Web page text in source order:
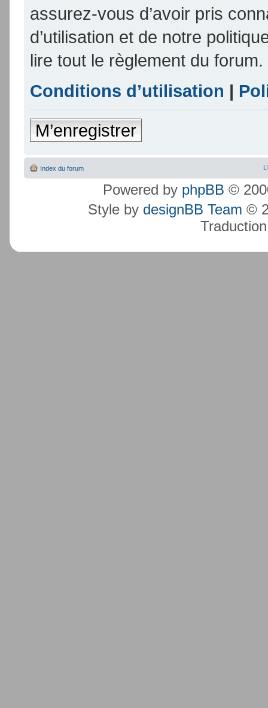
assurez-vous d’avoir pris
d’utilisation et de notre
lire tout le règlement du forum.
Conditions d’utilisation |
M’enregistrer
Index du forum
Powered by phpBB ©
Style by designBB Team ©